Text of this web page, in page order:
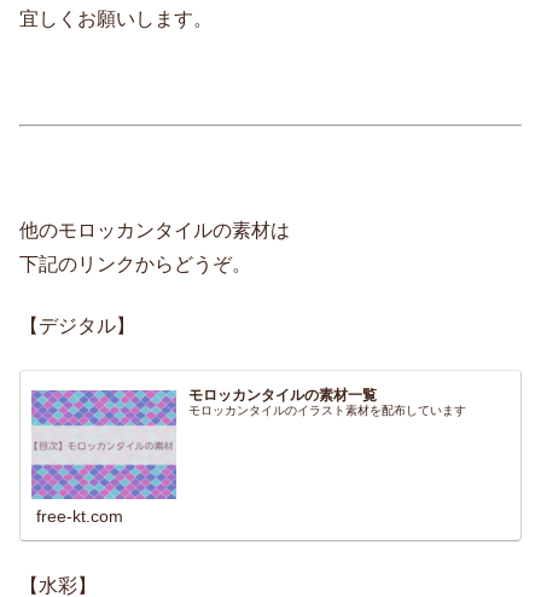
宜しくお願いします。
他のモロッカンタイルの素材は
下記のリンクからどうぞ。
【デジタル】
モロッカンタイルの素材一覧
モロッカンタイルのイラスト素材を配布しています
free-kt.com
【水彩】